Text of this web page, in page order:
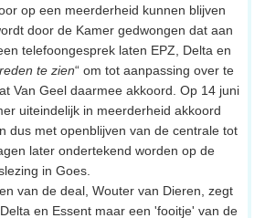
op een meerderheid kunnen blijven
door de Kamer gedwongen dat aan
telefoongesprek laten EPZ, Delta en
te zien“ om tot aanpassing over te
Van Geel daarmee akkoord. Op 14 juni
uiteindelijk in meerderheid akkoord
dus met openblijven van de centrale tot
later ondertekend worden op de
in Goes.
van de deal, Wouter van Dieren, zegt
en Essent maar een 'fooitje' van de